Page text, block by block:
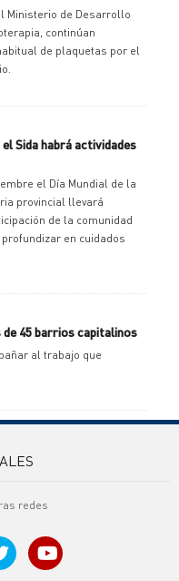
Ministerio de Desarrollo
continúan
de plaquetas por el
Sida habrá actividades
el Día Mundial de la
provincial llevará
de la comunidad
en cuidados
de 45 barrios capitalinos
al trabajo que
redes